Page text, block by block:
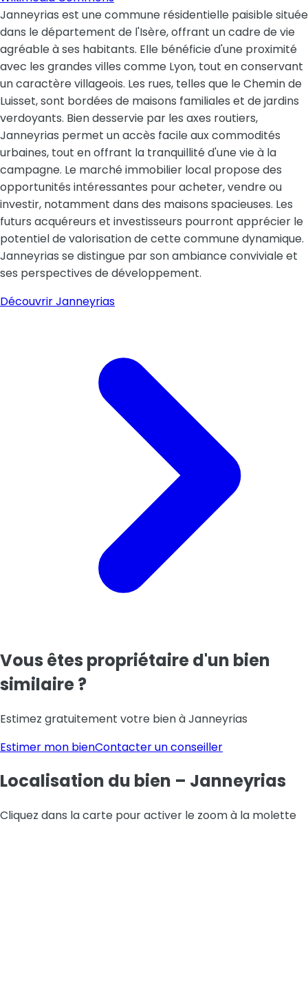
Janneyrias est une commune résidentielle paisible située
dans le département de l'Isère, offrant un cadre de vie
agréable à ses habitants. Elle bénéficie d'une proximité
avec les grandes villes comme Lyon, tout en conservant
un caractère villageois. Les rues, telles que le Chemin de
Luisset, sont bordées de maisons familiales et de jardins
verdoyants. Bien desservie par les axes routiers,
Janneyrias permet un accès facile aux commodités
urbaines, tout en offrant la tranquillité d'une vie à la
campagne. Le marché immobilier local propose des
opportunités intéressantes pour acheter, vendre ou
investir, notamment dans des maisons spacieuses. Les
futurs acquéreurs et investisseurs pourront apprécier le
potentiel de valorisation de cette commune dynamique.
Janneyrias se distingue par son ambiance conviviale et
ses perspectives de développement.
DécouvrirJanneyrias
Vous êtes propriétaire d'un bien
similaire ?
Estimez gratuitement votre bienà Janneyrias
Estimer mon bienContacter un conseiller
Localisation du bien – Janneyrias
+
Cliquez dans la carte pour activer le zoom à la molette